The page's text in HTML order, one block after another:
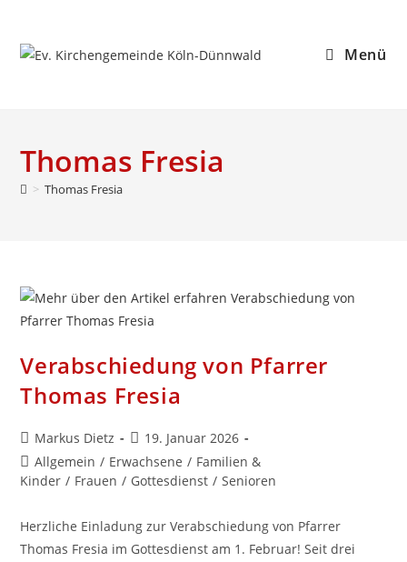
springen
Menü
Thomas Fresia
> Thomas Fresia
Verabschiedung von Pfarrer
Thomas Fresia
Beitrags-
Autor:
Markus Dietz
Beitrag
veröffentlicht:
19. Januar 2026
Beitrags-
Kategorie:
Allgemein / Erwachsene / Familien &
Kinder / Frauen / Gottesdienst / Senioren
Herzliche Einladung zur Verabschiedung von Pfarrer
Thomas Fresia im Gottesdienst am 1. Februar! Seit drei